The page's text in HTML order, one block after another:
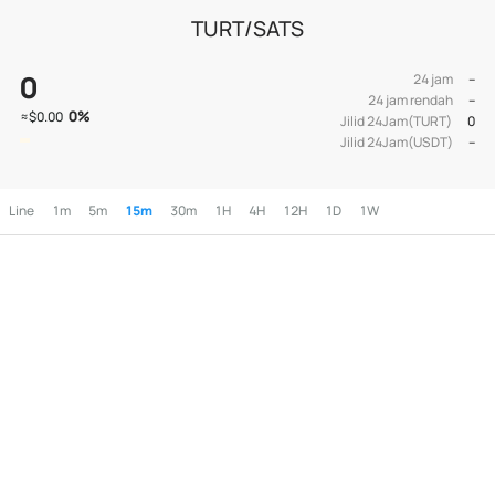
TURT/SATS
0
≈$0.00 0%
24 jam
--
24 jam rendah
--
Jilid 24Jam(TURT)
0
Jilid 24Jam(USDT)
--
Line 1m 5m 15m 30m 1H 4H 12H 1D 1W